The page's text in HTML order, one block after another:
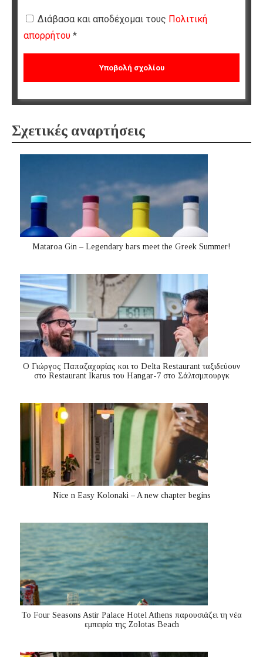
Διάβασα και αποδέχομαι τους Πολιτική
απορρήτου *
Σχετικές αναρτήσεις
Mataroa Gin – Legendary bars meet the Greek Summer!
Ο Γιώργος Παπαζαχαρίας και το Delta Restaurant ταξιδεύουν
στο Restaurant Ikarus του Hangar-7 στο Σάλτσμπουργκ
Nice n Easy Kolonaki – A new chapter begins
Το Four Seasons Astir Palace Hotel Athens παρουσιάζει τη νέα
εμπειρία της Zolotas Beach